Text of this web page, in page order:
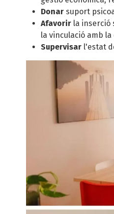
Donar suport
Afavorir la inserció
la vinculació amb
Supervisar l'estat